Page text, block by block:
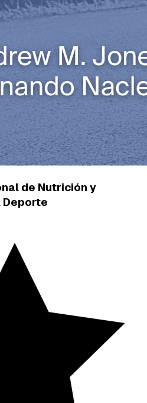
de Nutrición y
Deporte